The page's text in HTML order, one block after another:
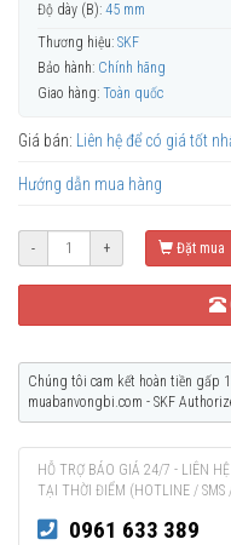
Độ dày (B): 45 mm
Thương hiệu: SKF
Bảo hành: Chính hãng
Giao hàng: Toàn quốc
Giá bán: Liên hệ để có giá tốt
Hướng dẫn mua hàng
- + Đặt mua
Chúng tôi cam kết hoàn tiền gấp
muabanvongbi.com - SKF
HỖ TRỢ BÁO GIÁ 24/7 - LIÊN
TẠI THỜI ĐIỂM (HOTLINE / SMS
0961 633 389